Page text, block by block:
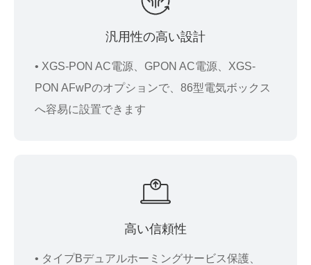
汎用性の高い設計
• XGS-PON AC電源、GPON AC電源、XGS-
PON AFwPのオプションで、86型電気ボックス
へ容易に設置できます
高い信頼性
• タイプBデュアルホーミングサービス保護、